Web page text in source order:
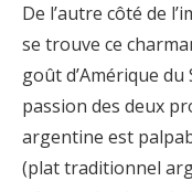
De l’autre côté de
se trouve ce
goût d’Amérique du
passion des deux
argentine est
(plat traditionnel